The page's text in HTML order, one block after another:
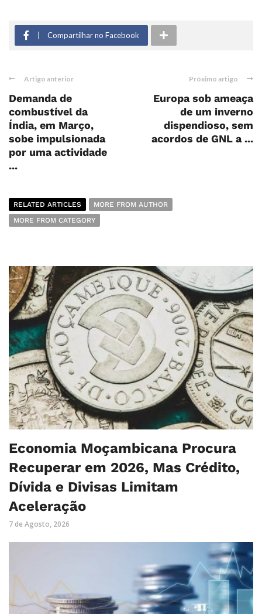
Compartilhar no Facebook
Artigo anterior
Demanda de
combustível da
Índia, em Março,
sobe impulsionada
por uma actividade
...
Próximo artigo
Europa sob ameaça
de um inverno
dispendioso, sem
acordos de GNL a ...
RELATED ARTICLES
MORE FROM AUTHOR
MORE FROM CATEGORY
Economia Moçambicana Procura
Recuperar em 2026, Mas Crédito,
Dívida e Divisas Limitam
Aceleração
7 de Agosto, 2026